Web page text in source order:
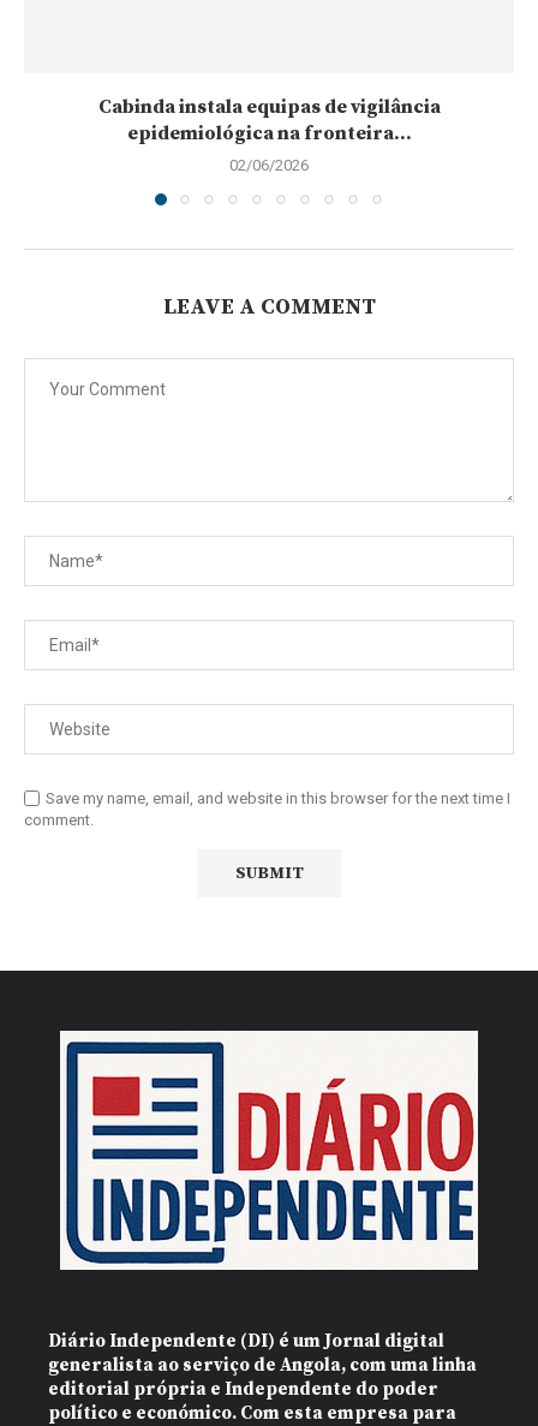
Cabinda instala equipas de vigilância
epidemiológica na fronteira...
02/06/2026
LEAVE A COMMENT
Save my name, email, and website in this browser for the next time I
comment.
Diário Independente (DI) é um Jornal digital
generalista ao serviço de Angola, com uma linha
editorial própria e Independente do poder
político e económico. Com esta empresa para